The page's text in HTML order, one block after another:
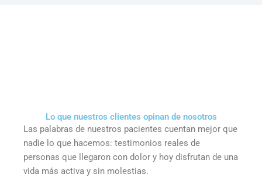
Lo que nuestros clientes opinan de nosotros
Las palabras de nuestros pacientes cuentan mejor que
nadie lo que hacemos: testimonios reales de
personas que llegaron con dolor y hoy disfrutan de una
vida más activa y sin molestias.